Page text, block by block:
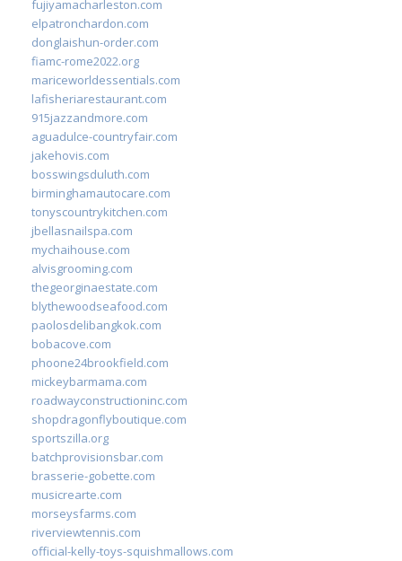
fujiyamacharleston.com
elpatronchardon.com
donglaishun-order.com
fiamc-rome2022.org
mariceworldessentials.com
lafisheriarestaurant.com
915jazzandmore.com
aguadulce-countryfair.com
jakehovis.com
bosswingsduluth.com
birminghamautocare.com
tonyscountrykitchen.com
jbellasnailspa.com
mychaihouse.com
alvisgrooming.com
thegeorginaestate.com
blythewoodseafood.com
paolosdelibangkok.com
bobacove.com
phoone24brookfield.com
mickeybarmama.com
roadwayconstructioninc.com
shopdragonflyboutique.com
sportszilla.org
batchprovisionsbar.com
brasserie-gobette.com
musicrearte.com
morseysfarms.com
riverviewtennis.com
official-kelly-toys-squishmallows.com